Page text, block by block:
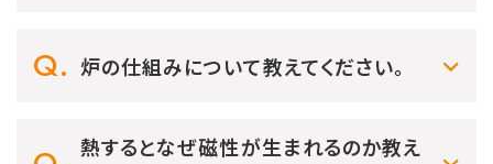
炉の仕組みについて教えてください。
熱するとなぜ磁性が生まれるのか教え